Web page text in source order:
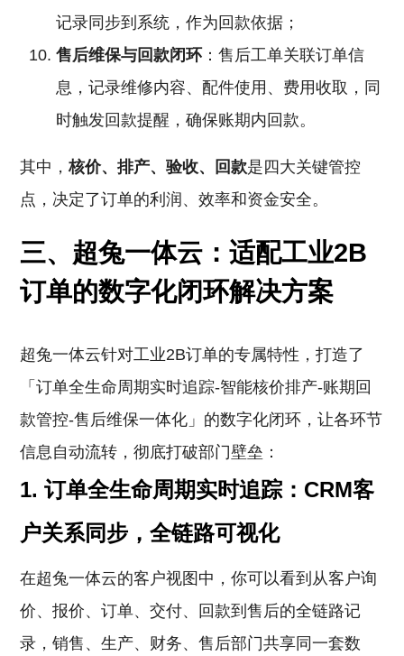
记录同步到系统，作为回款依据；
售后维保与回款闭环：售后工单关联订单信
息，记录维修内容、配件使用、费用收取，同
时触发回款提醒，确保账期内回款。
其中，核价、排产、验收、回款是四大关键管控
点，决定了订单的利润、效率和资金安全。
三、超兔一体云：适配工业2B
订单的数字化闭环解决方案
超兔一体云针对工业2B订单的专属特性，打造了
「订单全生命周期实时追踪-智能核价排产-账期回
款管控-售后维保一体化」的数字化闭环，让各环节
信息自动流转，彻底打破部门壁垒：
1. 订单全生命周期实时追踪：CRM客
户关系同步，全链路可视化
在超兔一体云的客户视图中，你可以看到从客户询
价、报价、订单、交付、回款到售后的全链路记
录，销售、生产、财务、售后部门共享同一套数